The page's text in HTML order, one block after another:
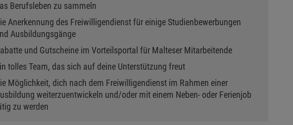
Berufsleben zu sammeln
Anerkennung des Freiwilligendienst für einige Studienbewerbungen
Ausbildungsgänge
und Gutscheine im Vorteilsportal für Malteser Mitarbeitende
tolles Team, das sich auf deine Unterstützung freut
Möglichkeit, dich nach dem Freiwilligendienst im Rahmen einer
weiterzuentwickeln und/oder mit einem Neben- oder Ferienjob
zu werden